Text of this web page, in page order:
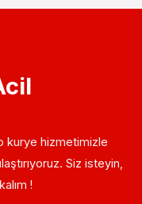
kurye hizmetimizle
Siz isteyin,
!